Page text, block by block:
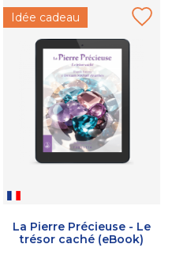
Idée cadeau
La Pierre Précieuse - Le
trésor caché (eBook)